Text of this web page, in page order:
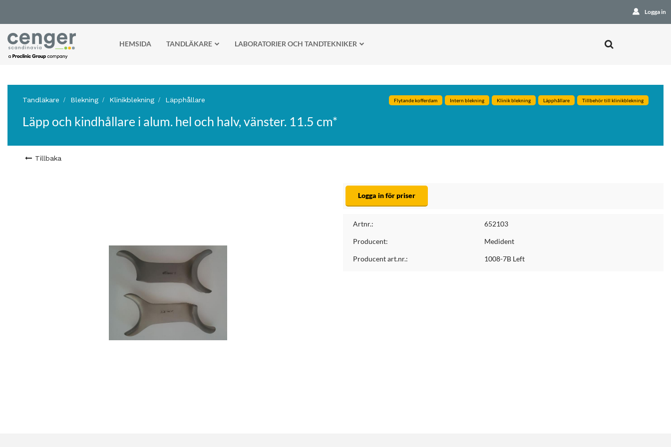
Logga in
HEMSIDA TANDLÄKARE LABORATORIER OCH TANDTEKNIKER
Tandläkare Blekning Klinikblekning Läpphållare Flytande kofferdam Intern blekning Klinik blekning Läpphållare Tillbehör till klinikblekning
Läpp och kindhållare i alum. hel och halv, vänster. 11.5 cm*
Tillbaka
Logga in för priser
Artnr.: 652103
Producent: Medident
Producent art.nr.: 1008-7B Left